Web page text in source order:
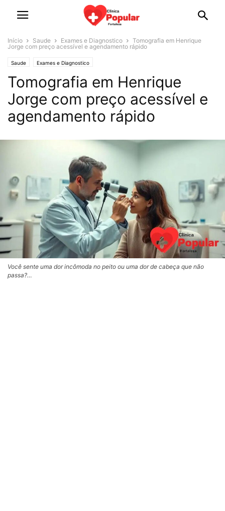
Início Saude Exames e Diagnostico
Tomografia em Henrique
Jorge com preço acessível e agendamento rápido
Saude Exames e Diagnostico
Tomografia em Henrique
Jorge com preço acessível e
agendamento rápido
Você sente uma dor incômoda no peito ou uma dor de cabeça que não
passa?…